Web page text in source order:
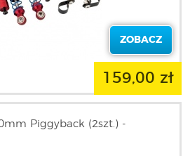
ZOBACZ
159,00 zł
Piggyback (2szt.) -